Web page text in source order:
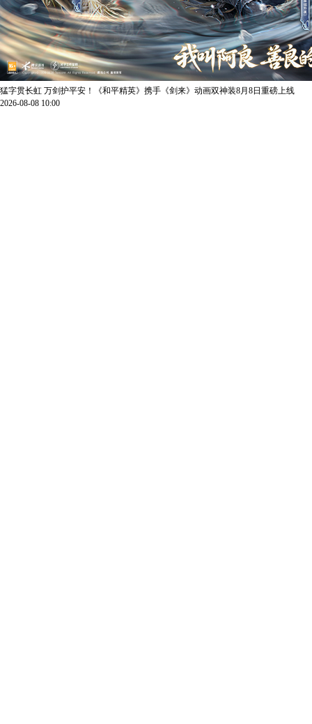
猛字贯长虹 万剑护平安！《和平精英》携手《剑来》动画双神装8月8日重磅上线
2026-08-08 10:00